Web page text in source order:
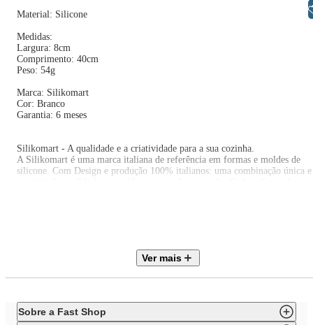
Material: Silicone
Medidas:
Largura: 8cm
Comprimento: 40cm
Peso: 54g
Marca: Silikomart
Cor: Branco
Garantia: 6 meses
Silikomart - A qualidade e a criatividade para a sua cozinha.
A Silikomart é uma marca italiana de referência em formas e moldes de
silicone. Com Design e produção 100% italianos: uma combinação única e
Ver mais
Sobre a Fast Shop